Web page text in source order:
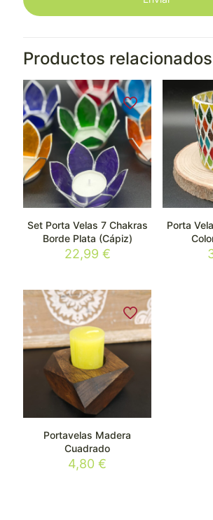
Productos relacionados
Set Porta Velas 7 Chakras
Borde Plata (Cápiz)
22,99 €
Porta
Portavelas Madera
Cuadrado
4,80€